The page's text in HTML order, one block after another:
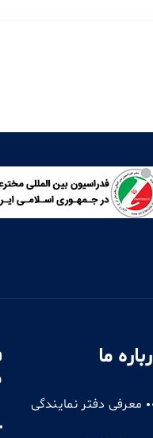
ما
معرفی دفتر نمایندگی